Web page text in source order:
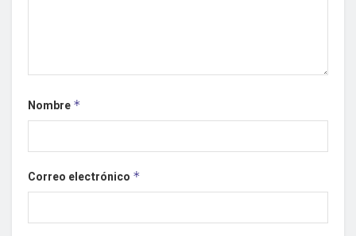
Nombre *
Correo electrónico *